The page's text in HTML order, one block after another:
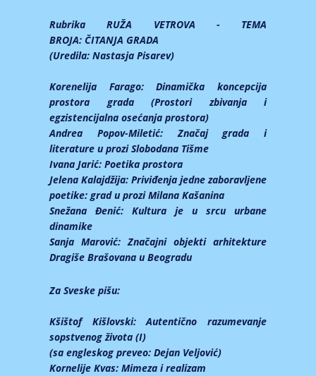
Rubrika RUŽA VETROVA - TEMA
BROJA: ČITANJA GRADA
(Uredila: Nastasja Pisarev)
Korenelija Farago:
Dinamička koncepcija
prostora grada (Prostori zbivanja i
egzistencijalna osećanja prostora)
Andrea Popov-Miletić:
Značaj grada i
literature u prozi Slobodana Tišme
Ivana Jarić: Poetika prostora
Jelena Kalajdžija: Priviđenja jedne zaboravljene
poetike: grad u prozi Milana Kašanina
Snežana Đenić:
Kultura je u srcu urbane
dinamike
Sanja Marović: Značajni objekti arhitekture
Dragiše Brašovana u Beogradu
Za Sveske pišu:
Kšištof Kišlovski:Autentično razumevanje
sopstvenog života (I)
(sa engleskog preveo: Dejan Veljović)
Kornelije Kvas: Mimeza i realizam